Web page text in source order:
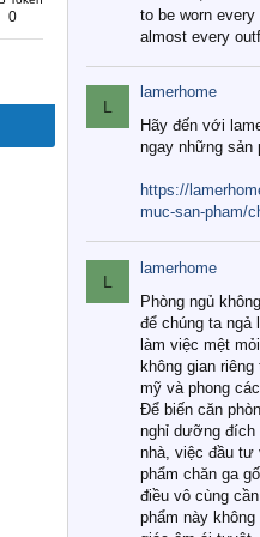
0
to be worn
almost every
L
lamerhome
Hãy đến với
ngay những sản
https://
muc-san-pham/
L
lamerhome
Phòng ngủ
để chúng ta ngả
làm việc mệt
không gian
mỹ và phong
Để biến căn
nghỉ dưỡng đích
nhà, việc đầu tư
phẩm chăn ga
điều vô cùng
phẩm này